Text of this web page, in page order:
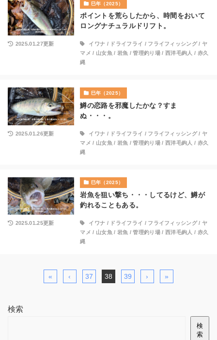
巳年（2025）
ポイントを荒らしたから、時間をおいて
ロングナチュラルドリフト。
2025.01.27更新 イワナ / ドライフライ / フライフィッシング/ ヤ
マメ / 山女魚/ 岩魚 /管理釣り場 / 西洋毛鉤人 / 赤久
縄
巳年（2025）
鱒の恋路を邪魔したかな？すま
ぬ・・・。
2025.01.26更新 イワナ / ドライフライ / フライフィッシング/ ヤ
マメ / 山女魚 / 岩魚 /管理釣り場 / 西洋毛鉤人 / 赤久
縄
巳年（2025）
岩魚を狙い撃ち・・・してるけど、鱒が
釣れることもある。
2025.01.25更新 イワナ / ドライフライ / フライフィッシング/ ヤ
マメ / 山女魚 / 岩魚 /管理釣り場 / 西洋毛鉤人 / 赤久
縄
« ‹ 37 38 39 › »
検索
検
索